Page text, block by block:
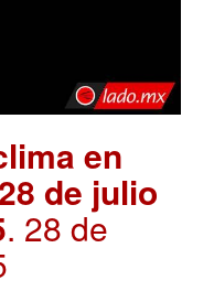
en
de julio
. 28 de